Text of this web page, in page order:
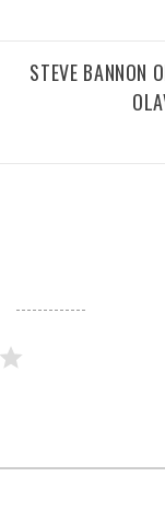
STEVE BANNON